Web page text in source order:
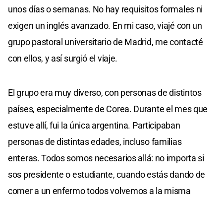
unos días o semanas. No hay requisitos formales ni
exigen un inglés avanzado. En mi caso, viajé con un
grupo pastoral universitario de Madrid, me contacté
con ellos, y así surgió el viaje.
El grupo era muy diverso, con personas de distintos
países, especialmente de Corea. Durante el mes que
estuve allí, fui la única argentina. Participaban
personas de distintas edades, incluso familias
enteras. Todos somos necesarios allá: no importa si
sos presidente o estudiante, cuando estás dando de
comer a un enfermo todos volvemos a la misma